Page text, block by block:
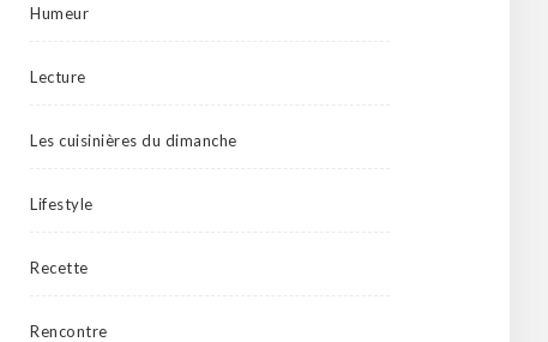
Humeur
Lecture
Les cuisinières du dimanche
Lifestyle
Recette
Rencontre